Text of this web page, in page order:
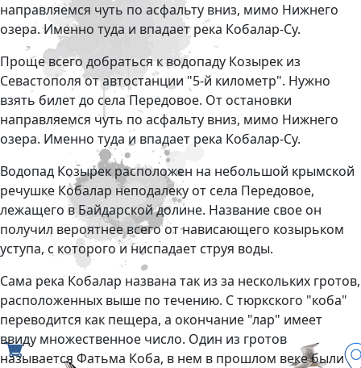
направляемся чуть по асфальту вниз, мимо Нижнего
озера. Именно туда и впадает река Кобалар-Су.
Проще всего добраться к водопаду Козырек из
Севастополя от автостанции "5-й километр". Нужно
взять билет до села Передовое. От остановки
направляемся чуть по асфальту вниз, мимо Нижнего
озера. Именно туда и впадает река Кобалар-Су.
Водопад Козырек расположен на небольшой крымской
речушке Кобалар неподалеку от села Передовое,
лежащего в Байдарской долине. Название свое он
получил вероятнее всего от нависающего козырьком
уступа, с которого и ниспадает струя воды.
Сама река Кобалар названа так из за нескольких гротов,
расположенных выше по течению. С тюркского "коба"
переводится как пещера, а окончание "лар" имеет
ввиду множественное число. Один из гротов
называется Фатьма Коба, в нем в прошлом веке были